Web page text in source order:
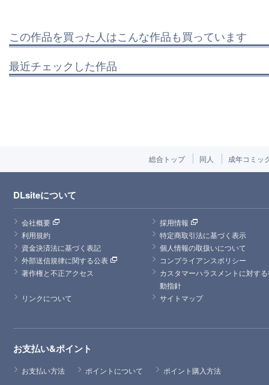
この作品を買った人はこんな作品も買っています
最近チェックした作品
総合トップ 同人 成年コミッ
DLsiteについて
会社概要
採用情報
利用規約
特定商取引法に基づく表示
資金決済法に基づく表記
個人情報の取扱いについて
外部送信規律に関する公表
コンプライアンスポリシー
著作権と不正アクセス
カスタマーハラスメントに対す
動指針
リンクについて
サイトマップ
お支払い&ポイント
お支払い方法 ポイントについて ポイント購入方法